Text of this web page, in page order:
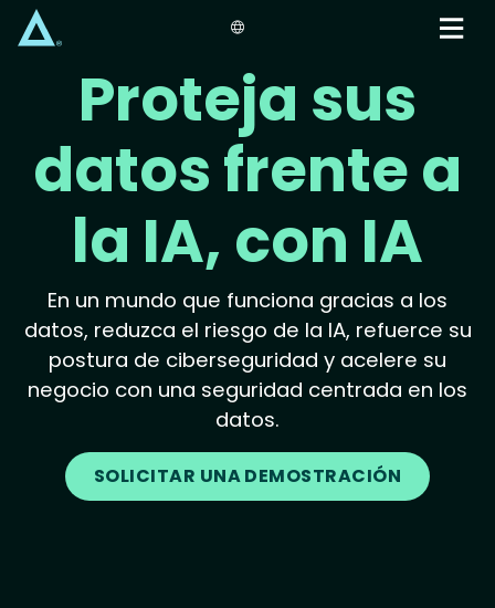
main
content
Proteja sus
datos frente a
la IA, con IA
En un mundo que funciona gracias a los
datos, reduzca el riesgo de la IA, refuerce su
postura de ciberseguridad y acelere su
negocio con una seguridad centrada en los
datos.
SOLICITAR UNA DEMOSTRACIÓN